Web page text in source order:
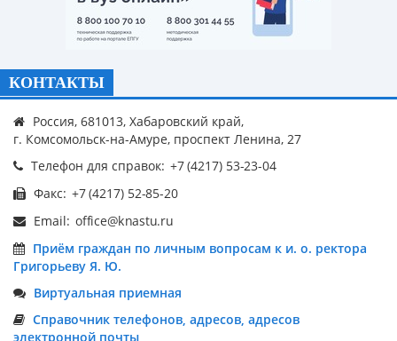
КОНТАКТЫ
Россия, 681013, Хабаровский край,
г. Комсомольск-на-Амуре, проспект Ленина, 27
Телефон для справок:
Факс:
Email:
Приём граждан по личным вопросам к и. о. ректора
Григорьеву Я. Ю.
Виртуальная приемная
Справочник телефонов, адресов, адресов
электронной почты